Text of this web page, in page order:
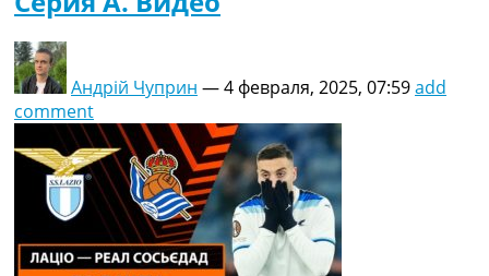
Андрій Чуприн —4 февраля, 2025, 07:59add
comment